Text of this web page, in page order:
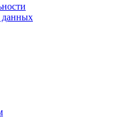
данных